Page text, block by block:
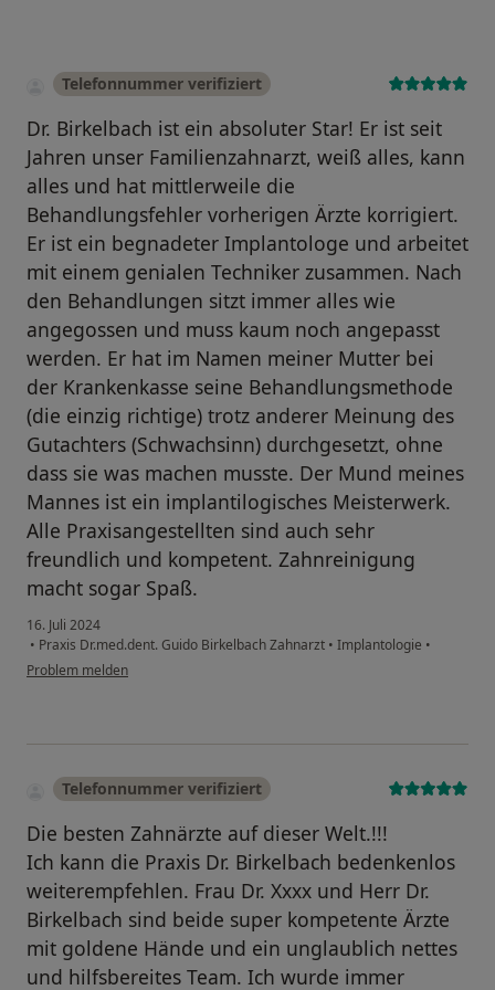
Telefonnummer verifiziert
Dr. Birkelbach ist ein absoluter Star! Er ist seit
Jahren unser Familienzahnarzt, weiß alles, kann
alles und hat mittlerweile die
Behandlungsfehler vorherigen Ärzte korrigiert.
Er ist ein begnadeter Implantologe und arbeitet
mit einem genialen Techniker zusammen. Nach
den Behandlungen sitzt immer alles wie
angegossen und muss kaum noch angepasst
werden. Er hat im Namen meiner Mutter bei
der Krankenkasse seine Behandlungsmethode
(die einzig richtige) trotz anderer Meinung des
Gutachters (Schwachsinn) durchgesetzt, ohne
dass sie was machen musste. Der Mund meines
Mannes ist ein implantilogisches Meisterwerk.
Alle Praxisangestellten sind auch sehr
freundlich und kompetent. Zahnreinigung
macht sogar Spaß.
16. Juli 2024
• Praxis Dr.med.dent. Guido Birkelbach Zahnarzt • Implantologie •
Problem melden
Telefonnummer verifiziert
Die besten Zahnärzte auf dieser Welt.!!!
Ich kann die Praxis Dr. Birkelbach bedenkenlos
weiterempfehlen. Frau Dr. Xxxx und Herr Dr.
Birkelbach sind beide super kompetente Ärzte
mit goldene Hände und ein unglaublich nettes
und hilfsbereites Team. Ich wurde immer